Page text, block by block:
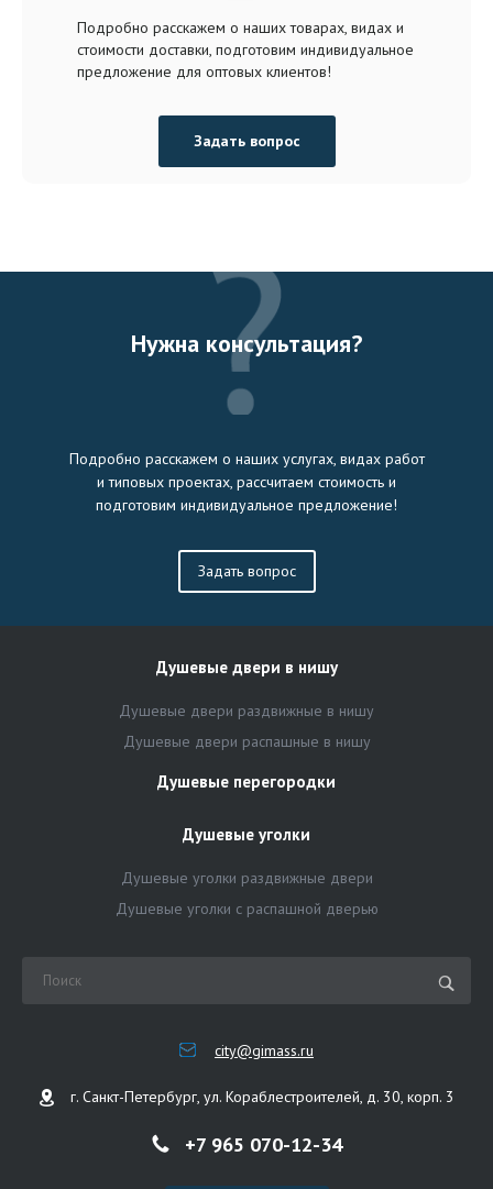
Подробно расскажем о наших товарах, видах и
стоимости доставки, подготовим индивидуальное
предложение для оптовых клиентов!
Задать вопрос
Нужна консультация?
Подробно расскажем о наших услугах, видах работ
и типовых проектах, рассчитаем стоимость и
подготовим индивидуальное предложение!
Задать вопрос
Душевые двери в нишу
Душевые двери раздвижные в нишу
Душевые двери распашные в нишу
Душевые перегородки
Душевые уголки
Душевые уголки раздвижные двери
Душевые уголки с распашной дверью
city@gimass.ru
г. Санкт-Петербург, ул. Кораблестроителей, д. 30, корп. 3
+7 965 070-12-34